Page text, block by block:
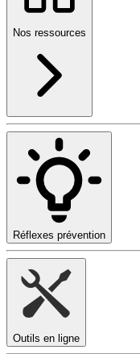
Nos ressources
Réflexes prévention
Outils en ligne